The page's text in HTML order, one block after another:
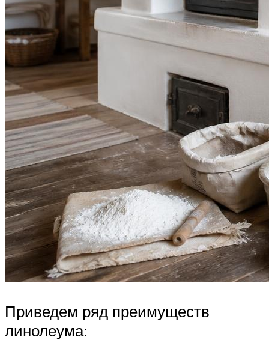
Приведем ряд преимуществ
линолеума: